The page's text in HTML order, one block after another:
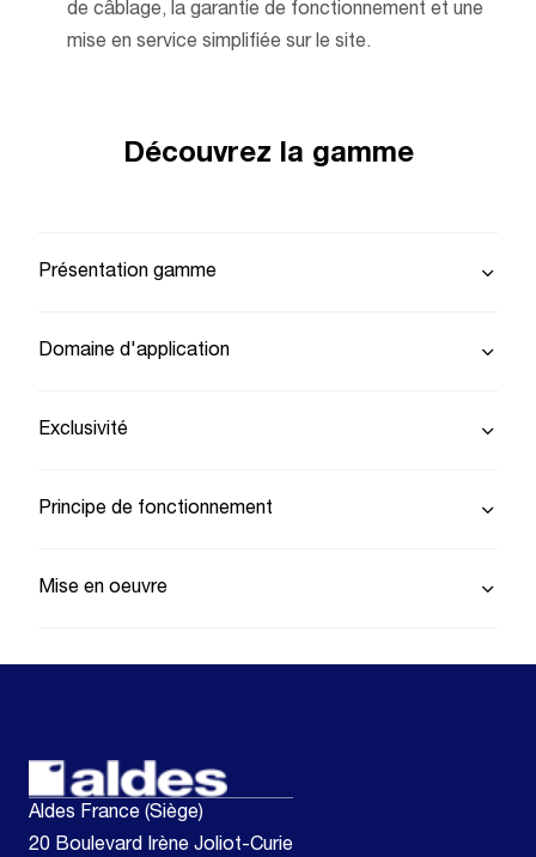
de câblage, la garantie de fonctionnement et une
mise en service simplifiée sur le site.
Découvrez la gamme
Présentation gamme
Domaine d'application
Exclusivité
Principe de fonctionnement
Mise en oeuvre
Aldes France (Siège)
20 Boulevard Irène Joliot-Curie